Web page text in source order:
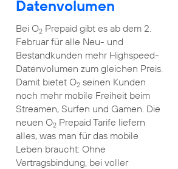
Datenvolumen
Bei O2Prepaid gibt es ab dem 2.
Februar für alle Neu- und
Bestandkunden mehr Highspeed-
Datenvolumen zum gleichen Preis.
Damit bietet O2seinen Kunden
noch mehr mobile Freiheit beim
Streamen, Surfen und Gamen. Die
neuen O2Prepaid Tarife liefern
alles, was man für das mobile
Leben braucht: Ohne
Vertragsbindung, bei voller